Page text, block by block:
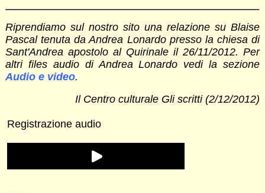
Riprendiamo sul nostro sito una relazione su Blaise
Pascal tenuta da Andrea Lonardo presso la chiesa di
Sant'Andrea apostolo al Quirinale il 26/11/2012. Per
altri files audio di Andrea Lonardo vedi la sezione
Audio e video.
Il Centro culturale Gli scritti (2/12/2012)
Registrazione audio